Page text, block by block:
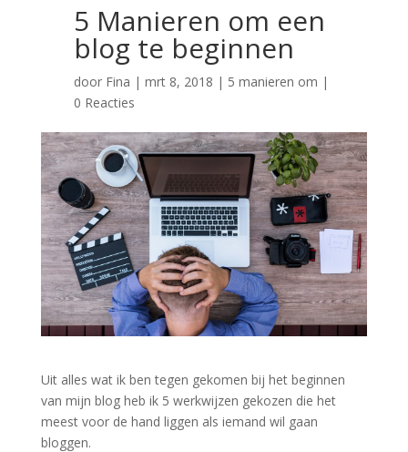
5 Manieren om een
blog te beginnen
door Fina | mrt 8, 2018 | 5 manieren om |
0 Reacties
Uit alles wat ik ben tegen gekomen bij het beginnen
van mijn blog heb ik 5 werkwijzen gekozen die het
meest voor de hand liggen als iemand wil gaan
bloggen.